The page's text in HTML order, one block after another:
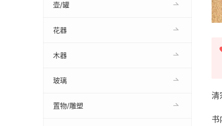
清
书
壶/罐
花器
木器
玻璃
置物/雕塑